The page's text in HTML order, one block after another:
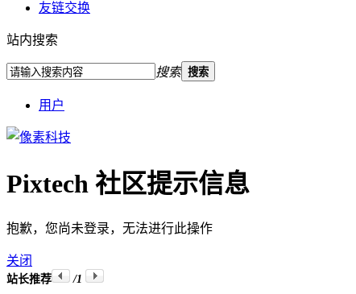
友链交换
站内搜索
搜索 搜索
用户
Pixtech 社区提示信息
抱歉，您尚未登录，无法进行此操作
关闭
站长推荐 /1